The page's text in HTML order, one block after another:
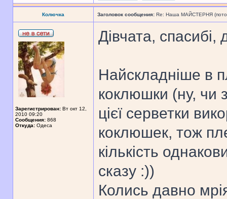
Колючка Заголовок сообщения: Re: Наша МАЙСТЕРНЯ
Зарегистрирован: Вт окт 12,
2010 09:20
Сообщения: 868
Откуда: Одеса
Дівчата, спасибі,
Найскладніше в
коклюшки (ну, чи
цієї серветки
коклюшек, тож
кількість
сказу :))
Колись давно